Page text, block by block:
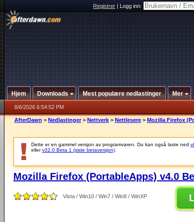
Registrer|Logg inn:
Hjem Downloads Mest populære nedlastinger Mer
8/6/2026 6:54:52 PM
AfterDawn > Nedlastinger > Nettverk > Nettlesere > Mozilla Firefox
Dette er en gammel versjon av programvaren. Du kan også laste ned
ellerv32.0 Beta 1 (siste betaversjon)
Mozilla Firefox (PortableApps) v4.0
Vista / Win10 / Win7 / Win8 / WinXP